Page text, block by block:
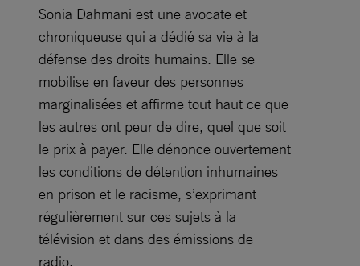
​​​​​​Sonia Dahmani est une avocate et
chroniqueuse qui a dédié sa vie à la
défense des droits humains. Elle se
mobilise en faveur des personnes
marginalisées et affirme tout haut ce que
les autres ont peur de dire, quel que soit
le prix à payer. Elle dénonce ouvertement
les conditions de détention inhumaines
en prison et le racisme, s’exprimant
régulièrement sur ces sujets à la
télévision et dans des émissions de
radio.